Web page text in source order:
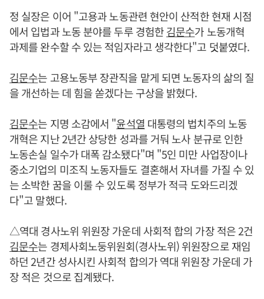
정 실장은 이어 "고용과 노동관련 현안이 산적한 현재 시점
에서 입법과 노동 분야를 두루 경험한김문수가 노동개혁
과제를 완수할 수 있는 적임자라고 생각한다"고 덧붙였다.
김문수는 고용노동부 장관직을 맡게 되면 노동자의 삶의 질
을 개선하는 데 힘을 쏟겠다는 구상을 밝혔다.
김문수는 지명 소감에서 "윤석열 대통령의 법치주의 노동
개혁은 지난 2년간 상당한 성과를 거둬 노사 분규로 인한
노동손실 일수가 대폭 감소됐다"며 "5인 미만 사업장이나
중소기업의 미조직 노동자들도 결혼해서 자녀를 가질 수 있
는 소박한 꿈을 이룰 수 있도록 정부가 적극 도와드리겠
다"고 말했다.
△역대 경사노위 위원장 가운데 사회적 합의 가장 적은 2건
김문수는 경제사회노둥위원회(경사노위) 위원장으로 재임
하던 2년간 성사시킨 사회적 합의가 역대 위원장 가운데 가
장 적은 것으로 집계됐다.